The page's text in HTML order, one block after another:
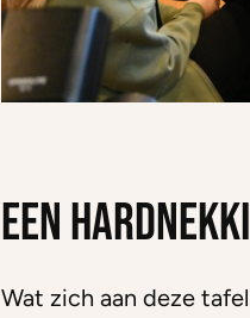
Een
Wat zich aan deze